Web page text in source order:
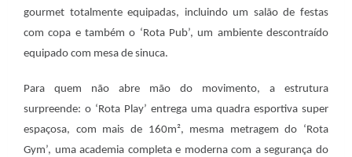
gourmet totalmente equipadas, incluindo um salão de festas
com copa e também o ‘Rota Pub’, um ambiente descontraído
equipado com mesa de sinuca.
Para quem não abre mão do movimento, a estrutura
surpreende: o ‘Rota Play’ entrega uma quadra esportiva super
espaçosa, com mais de 160m², mesma metragem do ‘Rota
Gym’, uma academia completa e moderna com a segurança do